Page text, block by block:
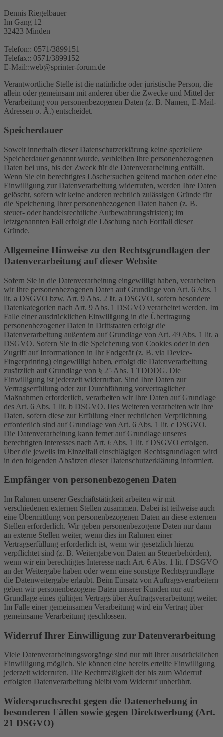
Dennis Riegelbauer
Im Gang 12
32423 Minden
Telefon:: 0571/3899151
Telefax:: 0571/3899152
E-Mail::web@sprinter-forum.de
Verantwortliche Stelle ist die natürliche oder juristische Person, die
allein oder gemeinsam mit anderen über die Zwecke und Mittel der
Verarbeitung von personenbezogenen Daten (z. B. Namen, E-Mail-
Adressen o. Ä.) entscheidet.
Speicherdauer
Soweit innerhalb dieser Datenschutzerklärung keine speziellere
Speicherdauer genannt wurde, verbleiben Ihre personenbezogenen
Daten bei uns, bis der Zweck für die Datenverarbeitung entfällt.
Wenn Sie ein berechtigtes Löschersuchen geltend machen oder eine
Einwilligung zur Datenverarbeitung widerrufen, werden Ihre Daten
gelöscht, sofern wir keine anderen rechtlich zulässigen Gründe für
die Speicherung Ihrer personenbezogenen Daten haben (z. B.
steuer- oder handelsrechtliche Aufbewahrungsfristen); im
letztgenannten Fall erfolgt die Löschung nach Fortfall dieser
Gründe.
Allgemeine Hinweise zu den Rechtsgrundlagen der
Datenverarbeitung auf dieser Website
Sofern Sie in die Datenverarbeitung eingewilligt haben, verarbeiten
wir Ihre personenbezogenen Daten auf Grundlage von Art. 6 Abs. 1
lit. a DSGVO bzw. Art. 9 Abs. 2 lit. a DSGVO, sofern besondere
Datenkategorien nach Art. 9 Abs. 1 DSGVO verarbeitet werden. Im
Falle einer ausdrücklichen Einwilligung in die Übertragung
personenbezogener Daten in Drittstaaten erfolgt die
Datenverarbeitung außerdem auf Grundlage von Art. 49 Abs. 1 lit. a
DSGVO. Sofern Sie in die Speicherung von Cookies oder in den
Zugriff auf Informationen in Ihr Endgerät (z. B. via Device-
Fingerprinting) eingewilligt haben, erfolgt die Datenverarbeitung
zusätzlich auf Grundlage von § 25 Abs. 1 TDDDG. Die
Einwilligung ist jederzeit widerrufbar. Sind Ihre Daten zur
Vertragserfüllung oder zur Durchführung vorvertraglicher
Maßnahmen erforderlich, verarbeiten wir Ihre Daten auf Grundlage
des Art. 6 Abs. 1 lit. b DSGVO. Des Weiteren verarbeiten wir Ihre
Daten, sofern diese zur Erfüllung einer rechtlichen Verpflichtung
erforderlich sind auf Grundlage von Art. 6 Abs. 1 lit. c DSGVO.
Die Datenverarbeitung kann ferner auf Grundlage unseres
berechtigten Interesses nach Art. 6 Abs. 1 lit. f DSGVO erfolgen.
Über die jeweils im Einzelfall einschlägigen Rechtsgrundlagen wird
in den folgenden Absätzen dieser Datenschutzerklärung informiert.
Empfänger von personenbezogenen Daten
Im Rahmen unserer Geschäftstätigkeit arbeiten wir mit
verschiedenen externen Stellen zusammen. Dabei ist teilweise auch
eine Übermittlung von personenbezogenen Daten an diese externen
Stellen erforderlich. Wir geben personenbezogene Daten nur dann
an externe Stellen weiter, wenn dies im Rahmen einer
Vertragserfüllung erforderlich ist, wenn wir gesetzlich hierzu
verpflichtet sind (z. B. Weitergabe von Daten an Steuerbehörden),
wenn wir ein berechtigtes Interesse nach Art. 6 Abs. 1 lit. f DSGVO
an der Weitergabe haben oder wenn eine sonstige Rechtsgrundlage
die Datenweitergabe erlaubt. Beim Einsatz von Auftragsverarbeitern
geben wir personenbezogene Daten unserer Kunden nur auf
Grundlage eines gültigen Vertrags über Auftragsverarbeitung weiter.
Im Falle einer gemeinsamen Verarbeitung wird ein Vertrag über
gemeinsame Verarbeitung geschlossen.
Widerruf Ihrer Einwilligung zur Datenverarbeitung
Viele Datenverarbeitungsvorgänge sind nur mit Ihrer ausdrücklichen
Einwilligung möglich. Sie können eine bereits erteilte Einwilligung
jederzeit widerrufen. Die Rechtmäßigkeit der bis zum Widerruf
erfolgten Datenverarbeitung bleibt vom Widerruf unberührt.
Widerspruchsrecht gegen die Datenerhebung in
besonderen Fällen sowie gegen Direktwerbung (Art.
21 DSGVO)